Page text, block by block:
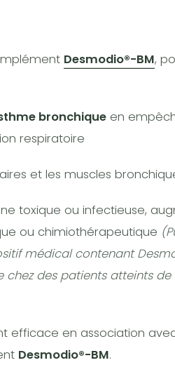
Desmodio®-BM,
bronchique en
respiratoire
et les muscles
toxique ou infectieuse,
ou chimiothérapeutique
médical contenant
des patients atteints
efficace en association
Desmodio®-BM.